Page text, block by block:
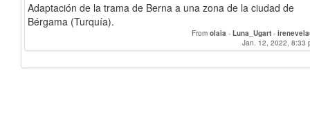
Adaptación de la trama de Berna a una zona de la ciudad de
Bérgama (Turquía).
From olaia - Luna_Ugart -
Jan. 12, 2022, 8:33